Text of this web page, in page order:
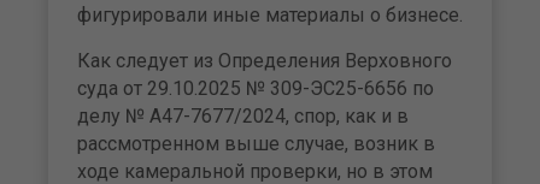
фигурировали иные материалы о бизнесе.
Как следует из Определения Верховного
суда от 29.10.2025 № 309-ЭС25-6656 по
делу № А47-7677/2024, спор, как и в
рассмотренном выше случае, возник в
ходе камеральной проверки, но в этом